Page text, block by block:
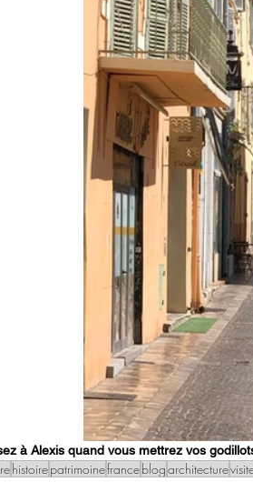
à Alexis quand vous mettrez vos
histoirepatrimoinefranceblogarchitecture